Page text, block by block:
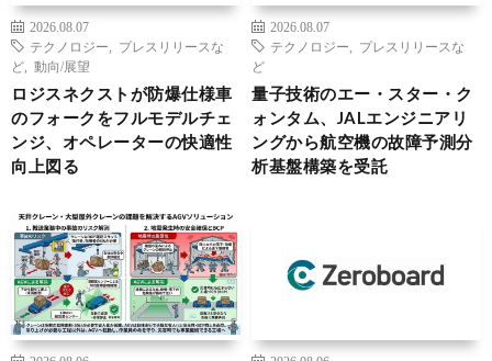
2026.08.07
テクノロジー
プレスリリースな
ど
動向/展望
ロジスネクストが防爆仕様車
のフォークをフルモデルチェ
ンジ、オペレーターの快適性
向上図る
2026.08.07
テクノロジー
プレスリリースな
ど
量子技術のエー・スター・ク
ォンタム、JALエンジニアリ
ングから航空機の故障予測分
析基盤構築を受託